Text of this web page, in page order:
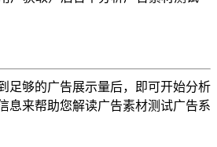
足够的广告展示量后，即可开始分析
息来帮助您解读广告素材测试广告系